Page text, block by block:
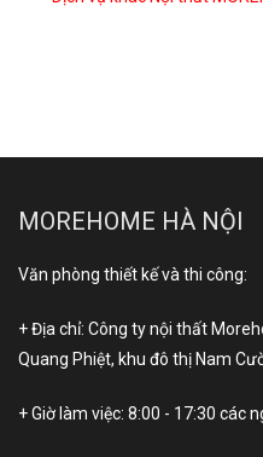
MOREHOME HÀ NỘI
Văn phòng thiết kế và thi công:
+ Địa chỉ: Công ty nội thất
Quang Phiệt, khu đô thị Nam
+ Giờ làm việc: 8:00 - 17:30 các